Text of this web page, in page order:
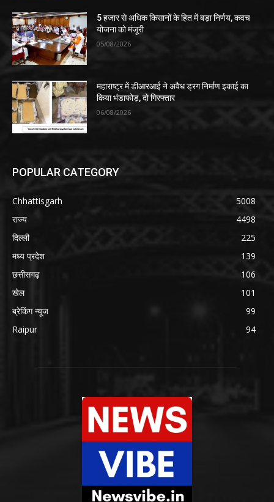
5 हजार से अधिक किसानों के हित में बड़ा निर्णय, कवच
योजना को मंजूरी
05/08/2026
महाराष्ट्र में डीआरआई ने अवैध ड्रग निर्माण इकाई का
किया भंडाफोड़, दो गिरफ्तार
06/08/2026
POPULAR CATEGORY
Chhattisgarh
5008
राज्य
4498
दिल्ली
225
मध्य प्रदेश
139
छत्तीसगढ़
106
खेल
101
ब्रेकिंग न्यूज
99
Raipur
94